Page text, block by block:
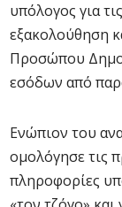
υπόλογος για
εξακολούθηση
Προσώπου
εσόδων από
Ενώπιον του
ομολόγησε τις
πληροφορίες